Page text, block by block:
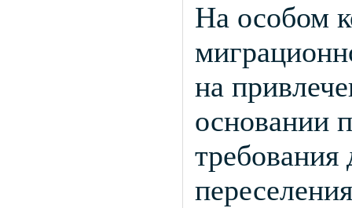
На особом
на
основании